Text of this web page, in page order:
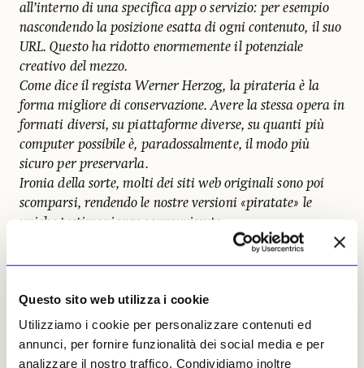
Questo sito web utilizza i cookie
Utilizziamo i cookie per personalizzare contenuti ed
annunci, per fornire funzionalità dei social media e per
analizzare il nostro traffico. Condividiamo inoltre
all’interno di una specifica app o servizio: per esempio
nascondendo la posizione esatta di ogni contenuto, il suo
URL. Questo ha ridotto enormemente il potenziale
creativo del mezzo.
Come dice il regista Werner Herzog, la pirateria è la
forma migliore di conservazione. Avere la stessa opera in
formati diversi, su piattaforme diverse, su quanti più
computer possibile è, paradossalmente, il modo più
sicuro per preservarla.
Ironia della sorte, molti dei siti web originali sono poi
scomparsi, rendendo le nostre versioni «piratate» le
uniche testimonianze sopravvissute.
esperimenti di lifecasting: penso a Jennifer
Ringley, che a diciannove anni installò una
webcam nella propria stanza al college e,
con JenniCam, iniziò a trasmettere la